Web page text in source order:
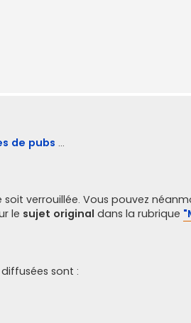
de pubs ...
verrouillée. Vous pouvez
le sujet original dans la rubrique
sont :